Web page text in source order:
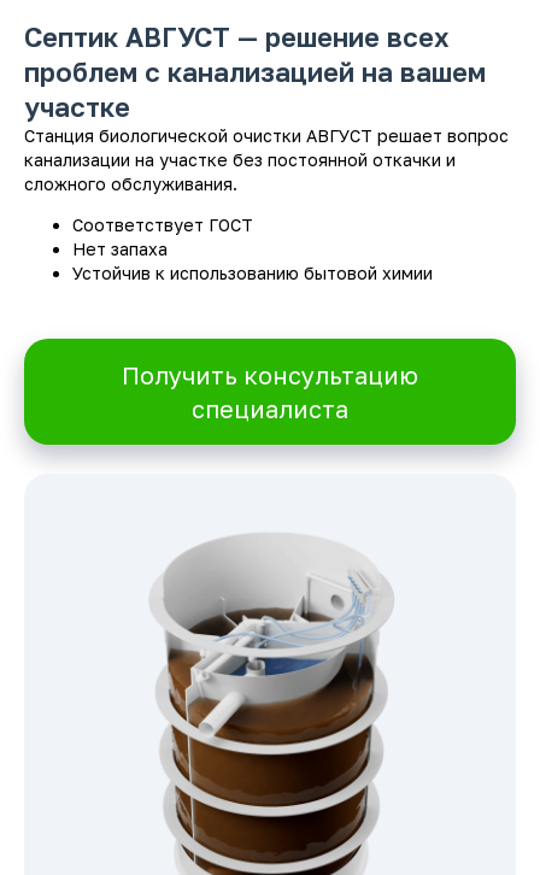
Септик АВГУСТ — решение всех
проблем с канализацией на вашем
участке
Станция биологической очистки АВГУСТ решает вопрос
канализации на участке без постоянной откачки и
сложного обслуживания.
Соответствует ГОСТ
Нет запаха
Устойчив к использованию бытовой химии
Получить консультацию
специалиста